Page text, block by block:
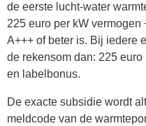
de eerste lucht-water
225 euro per kW
A+++ of beter is. Bij iedere
de rekensom dan: 225
en labelbonus.
De exacte subsidie wordt
meldcode van de